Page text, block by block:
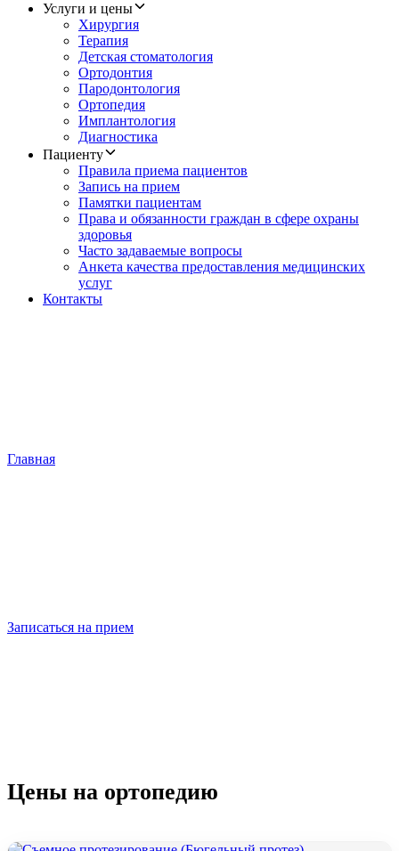
Услуги и цены
Хирургия
Терапия
Детская стоматология
Ортодонтия
Пародонтология
Ортопедия
Имплантология
Диагностика
Пациенту
Правила приема пациентов
Запись на прием
Памятки пациентам
Права и обязанности граждан в сфере охраны
здоровья
Часто задаваемые вопросы
Анкета качества предоставления медицинских
услуг
Контакты
Главная
Записаться на прием
Цены на ортопедию